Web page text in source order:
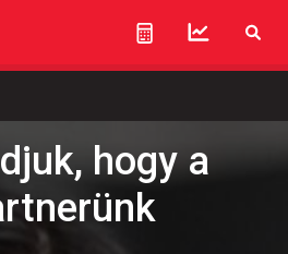
hogy a